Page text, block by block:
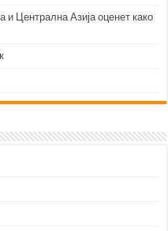
и Централна Азија оценет како